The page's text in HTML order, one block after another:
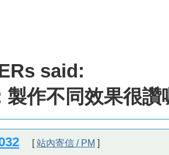
said:
作不同效果很讚
[站內寄信 / PM ]